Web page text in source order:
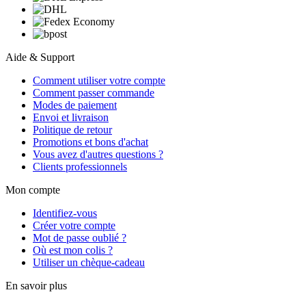
Aide & Support
Comment utiliser votre compte
Comment passer commande
Modes de paiement
Envoi et livraison
Politique de retour
Promotions et bons d'achat
Vous avez d'autres questions ?
Clients professionnels
Mon compte
Identifiez-vous
Créer votre compte
Mot de passe oublié ?
Où est mon colis ?
Utiliser un chèque-cadeau
En savoir plus